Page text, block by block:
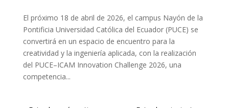
El próximo 18 de abril de 2026, el campus Nayón de la
Pontificia Universidad Católica del Ecuador (PUCE) se
convertirá en un espacio de encuentro para la
creatividad y la ingeniería aplicada, con la realización
del PUCE–ICAM Innovation Challenge 2026, una
competencia...